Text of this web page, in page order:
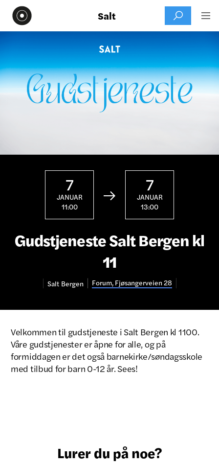
Salt  
7
JANUAR
11:00

7
JANUAR
13:00
Gudstjeneste Salt Bergen kl
11
Salt Bergen Forum, Fjøsangerveien 28
Velkommen til gudstjeneste i Salt Bergen kl 1100.
Våre gudstjenester er åpne for alle, og på
formiddagen er det også barnekirke/søndagsskole
med tilbud for barn 0-12 år. Sees!
Lurer du på noe?